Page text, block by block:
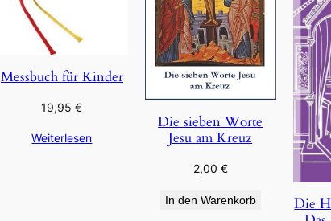
Messbuch für Kinder
19,95€
Weiterlesen
Die sieben Worte
Jesu am Kreuz
2,00 €
In den Warenkorb
Die